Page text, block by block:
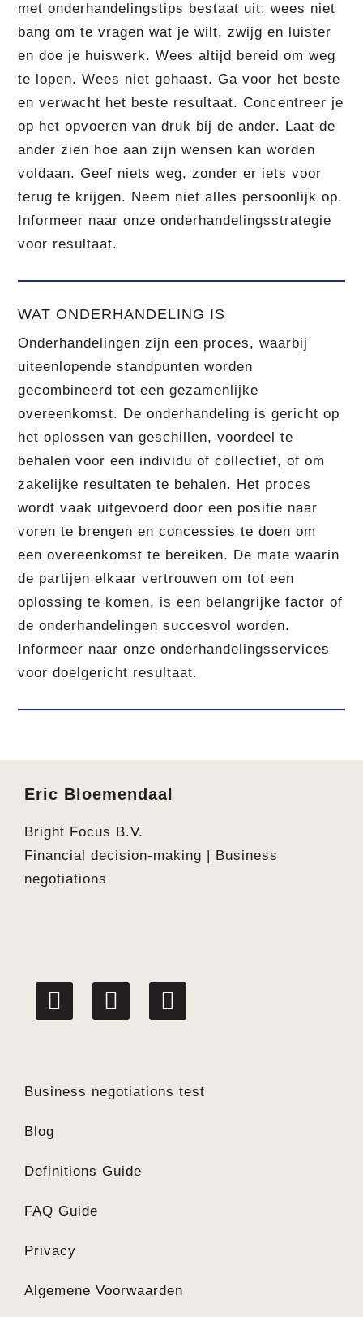
met onderhandelingstips bestaat uit: wees niet
bang om te vragen wat je wilt, zwijg en luister
en doe je huiswerk. Wees altijd bereid om weg
te lopen. Wees niet gehaast. Ga voor het beste
en verwacht het beste resultaat. Concentreer je
op het opvoeren van druk bij de ander. Laat de
ander zien hoe aan zijn wensen kan worden
voldaan. Geef niets weg, zonder er iets voor
terug te krijgen. Neem niet alles persoonlijk op.
Informeer naar onze onderhandelingsstrategie
voor resultaat.
WAT ONDERHANDELING IS
Onderhandelingen zijn een proces, waarbij
uiteenlopende standpunten worden
gecombineerd tot een gezamenlijke
overeenkomst. De onderhandeling is gericht op
het oplossen van geschillen, voordeel te
behalen voor een individu of collectief, of om
zakelijke resultaten te behalen. Het proces
wordt vaak uitgevoerd door een positie naar
voren te brengen en concessies te doen om
een overeenkomst te bereiken. De mate waarin
de partijen elkaar vertrouwen om tot een
oplossing te komen, is een belangrijke factor of
de onderhandelingen succesvol worden.
Informeer naar onze onderhandelingsservices
voor doelgericht resultaat.
Footer
Eric Bloemendaal
Bright Focus B.V.
Financial decision-making | Business
negotiations
linkedin facebook twitter
Business negotiations test
Blog
Definitions Guide
FAQ Guide
Privacy
Algemene Voorwaarden